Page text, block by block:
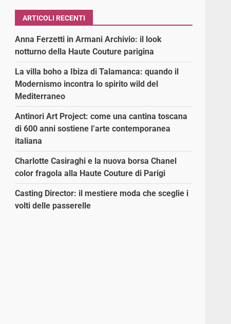
ARTICOLI RECENTI
Anna Ferzetti in Armani Archivio: il look
notturno della Haute Couture parigina
La villa boho a Ibiza di Talamanca: quando il
Modernismo incontra lo spirito wild del
Mediterraneo
Antinori Art Project: come una cantina toscana
di 600 anni sostiene l’arte contemporanea
italiana
Charlotte Casiraghi e la nuova borsa Chanel
color fragola alla Haute Couture di Parigi
Casting Director: il mestiere moda che sceglie i
volti delle passerelle